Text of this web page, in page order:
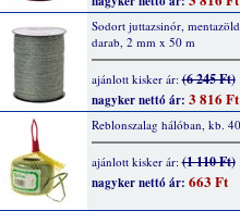
Sodort juttazsinór,
darab, 2 mm x 50 m
ajánlott kisker ár:(6 245 Ft)
nagyker nettó ár: 3 816 Ft
Reblonszalag hálóban, kb.
ajánlott kisker ár:(1 110 Ft)
nagyker nettó ár: 663 Ft